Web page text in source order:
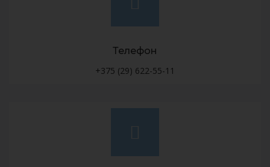
Телефон
+375 (29) 622-55-11